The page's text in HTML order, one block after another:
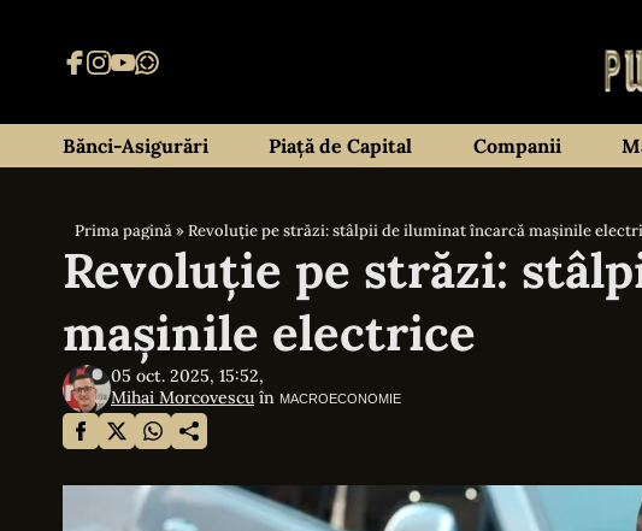
Bănci-Asigurări Piață de Capital Companii
Prima pagină»Revoluție pe străzi: stâlpii de iluminat încarcă mașinile
Revoluție pe străzi:
mașinile electrice
05 oct. 2025, 15:52,
Mihai Morcovescu în MACROECONOMIE